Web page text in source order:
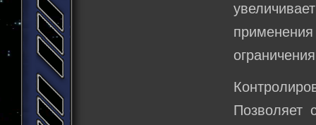
Позволяет